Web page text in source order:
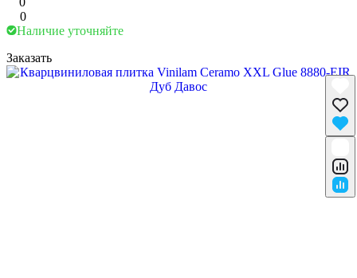
0
Наличие уточняйте
Заказать